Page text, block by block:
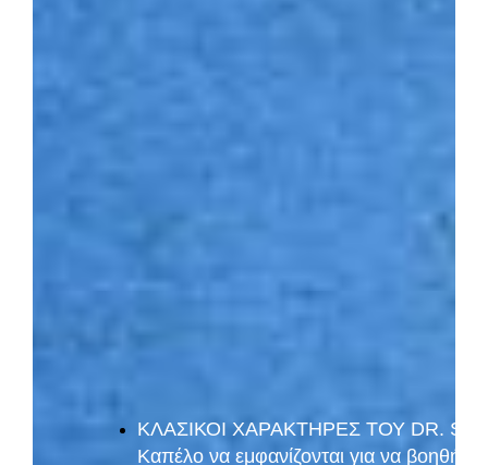
ΚΛΑΣΙΚΟΙ ΧΑΡΑΚΤΗΡΕΣ ΤΟΥ DR.
Καπέλο να εμφανίζονται για να